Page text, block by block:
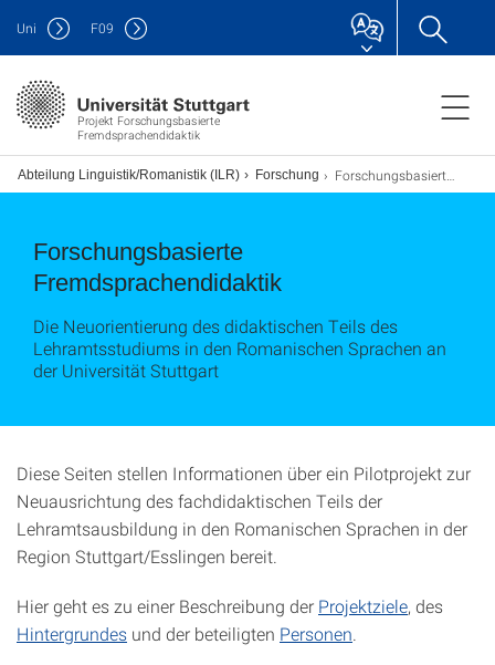
Projekt Forschungsbasierte
Fremdsprachendidaktik
Uni F09
Abteilung Linguistik/Romanistik (ILR) Forschung Forschungsbasierte Fremdsprachendidaktik
Forschungsbasierte
Fremdsprachendidaktik
Die Neuorientierung des didaktischen Teils des
Lehramtsstudiums in den Romanischen Sprachen an
der Universität Stuttgart
Diese Seiten stellen Informationen über ein Pilotprojekt zur
Neuausrichtung des fachdidaktischen Teils der
Lehramtsausbildung in den Romanischen Sprachen in der
Region Stuttgart/Esslingen bereit.
Hier geht es zu einer Beschreibung der Projektziele, des
Hintergrundes und der beteiligten Personen